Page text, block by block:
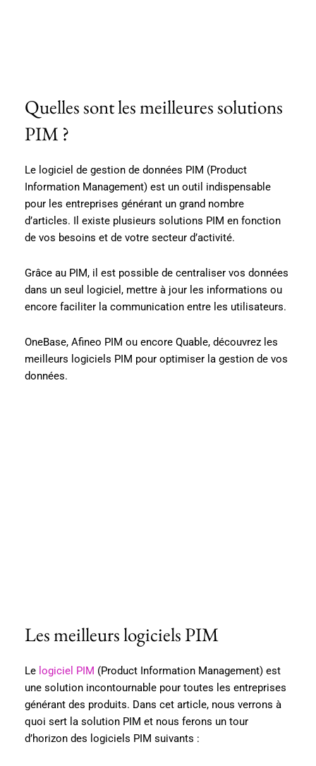
Quelles sont les meilleures solutions
PIM ?
Le logiciel de gestion de données PIM (Product
Information Management) est un outil indispensable
pour les entreprises générant un grand nombre
d’articles. Il existe plusieurs solutions PIM en fonction
de vos besoins et de votre secteur d’activité.
Grâce au PIM, il est possible de centraliser vos données
dans un seul logiciel, mettre à jour les informations ou
encore faciliter la communication entre les utilisateurs.
OneBase, Afineo PIM ou encore Quable, découvrez les
meilleurs logiciels PIM pour optimiser la gestion de vos
données.
Les meilleurs logiciels PIM
Le logiciel PIM (Product Information Management) est
une solution incontournable pour toutes les entreprises
générant des produits. Dans cet article, nous verrons à
quoi sert la solution PIM et nous ferons un tour
d’horizon des logiciels PIM suivants :